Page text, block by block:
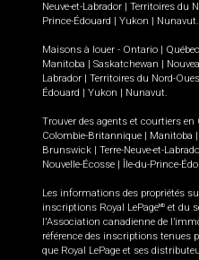
Neuve-et-Labrador
Territoires du
Prince-Édouard
Yukon Nunavut.
Maisons à louer - Ontario Québec
Manitoba
Saskatchewan
Labrador
Territoires du Nord-
Édouard
Yukon Nunavut.
Trouver des agents et courtiers en
Colombie-Britannique
Manitoba
Brunswick
Terre-Neuve-et-
Nouvelle-Écosse
Île-du-Prince-
Les informations des propriétés
inscriptions Royal LePageMD et du
l'Association canadienne de
référence des inscriptions tenues
que Royal LePage et ses